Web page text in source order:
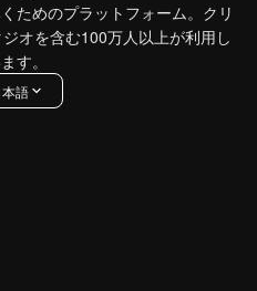
ためのプラットフォーム。クリ
オを含む100万人以上が利用し
す。
本語